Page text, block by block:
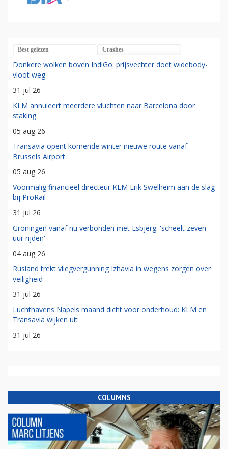
Best gelezen Crashes
Donkere wolken boven IndiGo: prijsvechter doet widebody-
vloot weg
31 jul 26
KLM annuleert meerdere vluchten naar Barcelona door
staking
05 aug 26
Transavia opent komende winter nieuwe route vanaf
Brussels Airport
05 aug 26
Voormalig financieel directeur KLM Erik Swelheim aan de slag
bij ProRail
31 jul 26
Groningen vanaf nu verbonden met Esbjerg: 'scheelt zeven
uur rijden'
04 aug 26
Rusland trekt vliegvergunning Izhavia in wegens zorgen over
veiligheid
31 jul 26
Luchthavens Napels maand dicht voor onderhoud: KLM en
Transavia wijken uit
31 jul 26
COLUMNS